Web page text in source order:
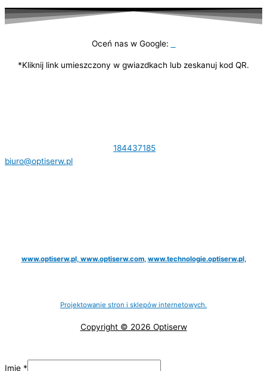
Oceń nas w Google:
*Kliknij link umieszczony w gwiazdkach lub zeskanuj kod QR.
184437185
biuro@optiserw.pl
www.optiserw.pl, www.optiserw.com, www.technologie.optiserw.pl,
Projektowanie stron i sklepów internetowych.
Copyright © 2026 Optiserw
Imię *